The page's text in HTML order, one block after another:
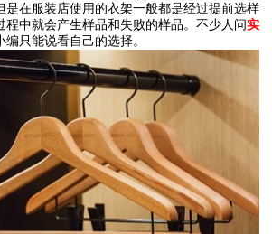
是在服装店使用的衣架一般都是经过提前选样
程中就会产生样品和失败的样品。不少人问实
编只能说看自己的选择。